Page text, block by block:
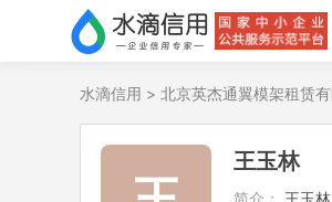
水滴信用 > 北京英杰通翼模架租赁
王玉林
简介： 王玉